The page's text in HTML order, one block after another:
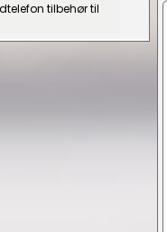
tilbehør til